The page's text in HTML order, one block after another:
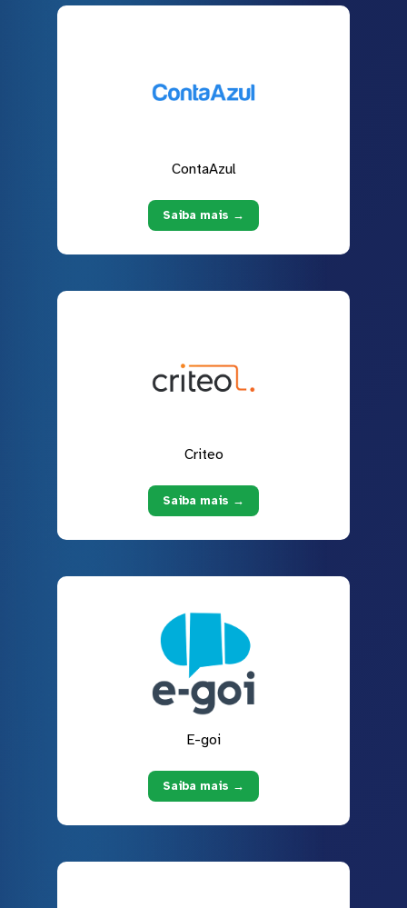
ContaAzul
Saiba mais →
Criteo
Saiba mais →
E-goi
Saiba mais →